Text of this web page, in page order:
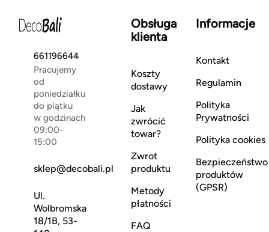
661196644
Pracujemy
od
poniedziałku
do piątku
w godzinach
09:00-
15:00
sklep@decobali.pl
Ul.
Wolbromska
18/1B, 53-
Obsługa
klienta
Koszty
dostawy
Jak
zwrócić
towar?
Zwrot
produktu
Metody
płatności
FAQ
Informacje
Kontakt
Regulamin
Polityka
Prywatności
Polityka cookies
Bezpieczeństwo
produktów
(GPSR)